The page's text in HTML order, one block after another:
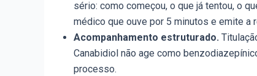
sério: como começou, o que já tentou, o
médico que ouve por 5 minutos e emite a
Acompanhamento estruturado.
Canabidiol não age como
processo.